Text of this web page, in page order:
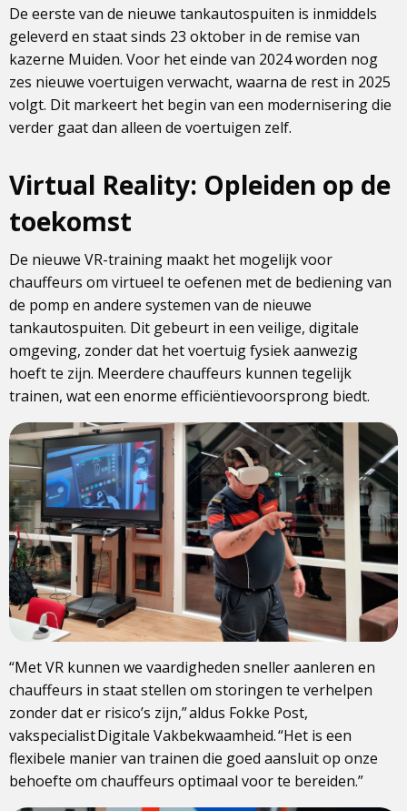
De eerste van de nieuwe tankautospuiten is inmiddels
geleverd en staat sinds 23 oktober in de remise van
kazerne Muiden. Voor het einde van 2024 worden nog
zes nieuwe voertuigen verwacht, waarna de rest in 2025
volgt. Dit markeert het begin van een modernisering die
verder gaat dan alleen de voertuigen zelf.
Virtual Reality: Opleiden op de
toekomst
De nieuwe VR-training maakt het mogelijk voor
chauffeurs om virtueel te oefenen met de bediening van
de pomp en andere systemen van de nieuwe
tankautospuiten. Dit gebeurt in een veilige, digitale
omgeving, zonder dat het voertuig fysiek aanwezig
hoeft te zijn. Meerdere chauffeurs kunnen tegelijk
trainen, wat een enorme efficiëntievoorsprong biedt.
“Met VR kunnen we vaardigheden sneller aanleren en
chauffeurs in staat stellen om storingen te verhelpen
zonder dat er risico’s zijn,” aldus Fokke Post,
vakspecialist Digitale Vakbekwaamheid. “Het is een
flexibele manier van trainen die goed aansluit op onze
behoefte om chauffeurs optimaal voor te bereiden.”